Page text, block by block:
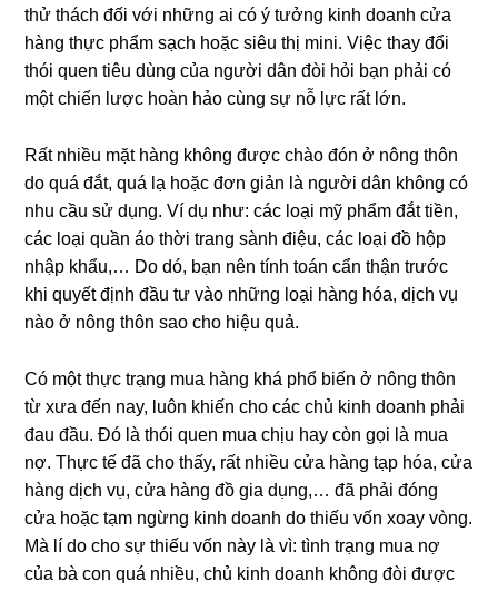
thử thách đối với những ai có ý tưởng kinh doanh cửa
hàng thực phẩm sạch hoặc siêu thị mini. Việc thay đổi
thói quen tiêu dùng của người dân đòi hỏi bạn phải có
một chiến lược hoàn hảo cùng sự nỗ lực rất lớn.
Rất nhiều mặt hàng không được chào đón ở nông thôn
do quá đắt, quá lạ hoặc đơn giản là người dân không có
nhu cầu sử dụng. Ví dụ như: các loại mỹ phẩm đắt tiền,
các loại quần áo thời trang sành điệu, các loại đồ hộp
nhập khẩu,… Do dó, bạn nên tính toán cẩn thận trước
khi quyết định đầu tư vào những loại hàng hóa, dịch vụ
nào ở nông thôn sao cho hiệu quả.
Có một thực trạng mua hàng khá phổ biến ở nông thôn
từ xưa đến nay, luôn khiến cho các chủ kinh doanh phải
đau đầu. Đó là thói quen mua chịu hay còn gọi là mua
nợ. Thực tế đã cho thấy, rất nhiều cửa hàng tạp hóa, cửa
hàng dịch vụ, cửa hàng đồ gia dụng,… đã phải đóng
cửa hoặc tạm ngừng kinh doanh do thiếu vốn xoay vòng.
Mà lí do cho sự thiếu vốn này là vì: tình trạng mua nợ
của bà con quá nhiều, chủ kinh doanh không đòi được